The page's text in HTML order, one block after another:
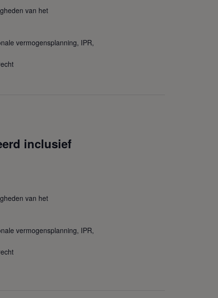
van het
vermogensplanning, IPR,
inclusief
van het
vermogensplanning, IPR,